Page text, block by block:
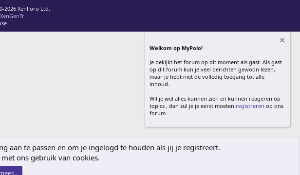
2026 XenForo Ltd.
Welkom op MyPolo!
Je bekijkt het forum op dit moment als gast. Als gast
op dit forum kun je veel berichten gewoon lezen,
maar je hebt niet de volledig toegang tot alle
inhoud.
Wil je wel alles kunnen zien en kunnen reageren op
topics , dan zul je je eerst moeten registreren op ons
forum.
aan te passen en om je ingelogd te houden als jij je registreert.
ons gebruik van cookies.